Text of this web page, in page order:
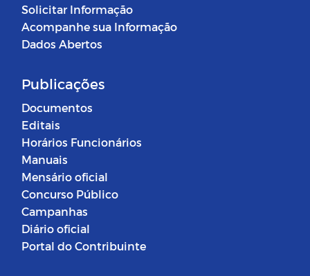
Solicitar Informação
Acompanhe sua Informação
Dados Abertos
Publicações
Documentos
Editais
Horários Funcionários
Manuais
Mensário oficial
Concurso Público
Campanhas
Diário oficial
Portal do Contribuinte